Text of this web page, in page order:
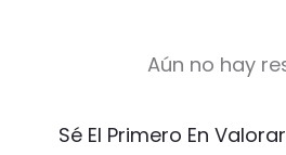
Aún no hay
Sé El Primero En Valorar